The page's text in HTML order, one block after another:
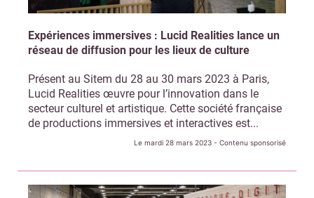
Expériences immersives : Lucid Realities lance un
réseau de diffusion pour les lieux de culture
Présent au Sitem du 28 au 30 mars 2023 à Paris,
Lucid Realities œuvre pour l’innovation dans le
secteur culturel et artistique. Cette société française
de productions immersives et interactives est...
Le mardi 28 mars 2023 - Contenu sponsorisé